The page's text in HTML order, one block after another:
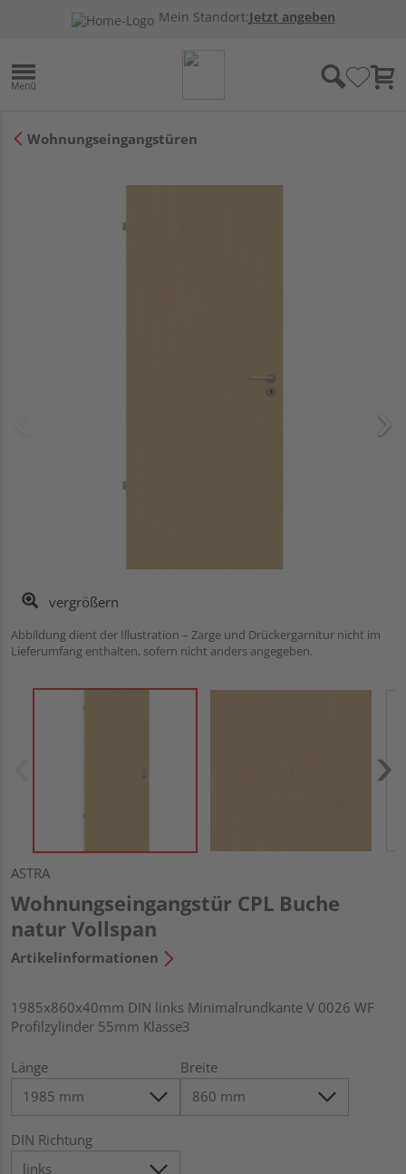
Mein Standort:Jetzt angeben
Wohnungseingangstüren
vergrößern
Abbildung dient der Illustration – Zarge und Drückergarnitur nicht im
Lieferumfang enthalten, sofern nicht anders angegeben.
ASTRA
Wohnungseingangstür CPL Buche
natur Vollspan
Artikelinformationen
1985x860x40mm DIN links Minimalrundkante V 0026 WF
Profilzylinder 55mm Klasse3
Länge Breite
DIN Richtung